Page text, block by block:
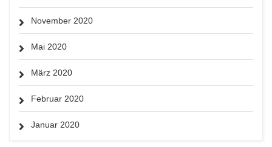
November 2020
Mai 2020
März 2020
Februar 2020
Januar 2020